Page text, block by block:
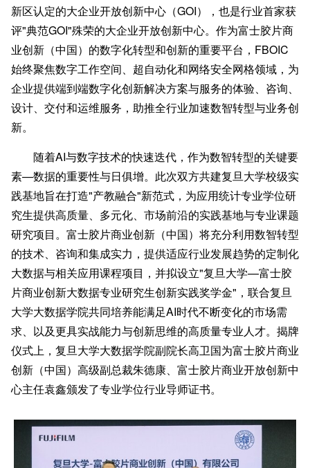
新区认定的大企业开放创新中心（GOI），也是行业首家获
评"典范GOI"殊荣的大企业开放创新中心。作为富士胶片商
业创新（中国）的数字化转型和创新的重要平台，FBOIC
始终聚焦数字工作空间、超自动化和网络安全网格领域，为
企业提供端到端数字化创新解决方案与服务的体验、咨询、
设计、交付和运维服务，助推全行业加速数智转型与业务创
新。
随着AI与数字技术的快速迭代，作为数智转型的关键要
素—数据的重要性与日俱增。此次双方共建复旦大学校级实
践基地旨在打造"产教融合"新范式，为应用统计专业学位研
究生提供高质量、多元化、市场前沿的实践基地与专业课题
研究项目。富士胶片商业创新（中国）将充分利用数智转型
的技术、咨询和集成实力，提供适应行业发展趋势的定制化
大数据与相关应用课程项目，并拟设立"复旦大学—富士胶
片商业创新大数据专业研究生创新实践奖学金"，联合复旦
大学大数据学院共同培养能满足AI时代不断变化的市场需
求、以及更具实战能力与创新思维的高质量专业人才。揭牌
仪式上，复旦大学大数据学院副院长高卫国为富士胶片商业
创新（中国）高级副总裁朱德康、富士胶片商业开放创新中
心主任袁鑫颁发了专业学位行业导师证书。